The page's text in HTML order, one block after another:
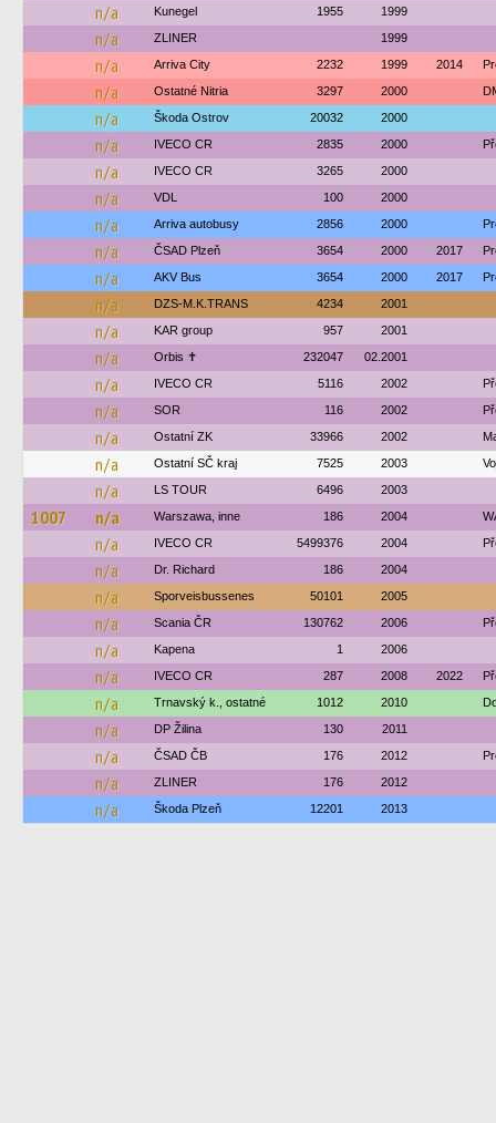
n/a Kunegel 1955 1999
n/a ZLINER 1999
n/a Arriva City 2232 1999 2014
n/a Ostatné Nitria 3297 2000
n/a Škoda Ostrov 20032 2000
n/a IVECO CR 2835 2000
n/a IVECO CR 3265 2000
n/a VDL 100 2000
n/a Arriva autobusy 2856 2000
n/a ČSAD Plzeň 3654 2000 2017
n/a AKV Bus 3654 2000 2017
n/a DZS-M.K.TRANS 4234 2001
n/a KAR group 957 2001
n/a Orbis ✝ 232047 02.2001
n/a IVECO CR 5116 2002
n/a SOR 116 2002
n/a Ostatní ZK 33966 2002
n/a Ostatní SČ kraj 7525 2003
n/a LS TOUR 6496 2003
1007 n/a Warszawa, inne 186 2004
n/a IVECO CR 5499376 2004
n/a Dr. Richard 186 2004
n/a Sporveisbussenes 50101 2005
n/a Scania ČR 130762 2006
n/a Kapena 1 2006
n/a IVECO CR 287 2008 2022
n/a Trnavský k., ostatné 1012 2010
n/a DP Žilina 130 2011
n/a ČSAD ČB 176 2012
n/a ZLINER 176 2012
n/a Škoda Plzeň 12201 2013